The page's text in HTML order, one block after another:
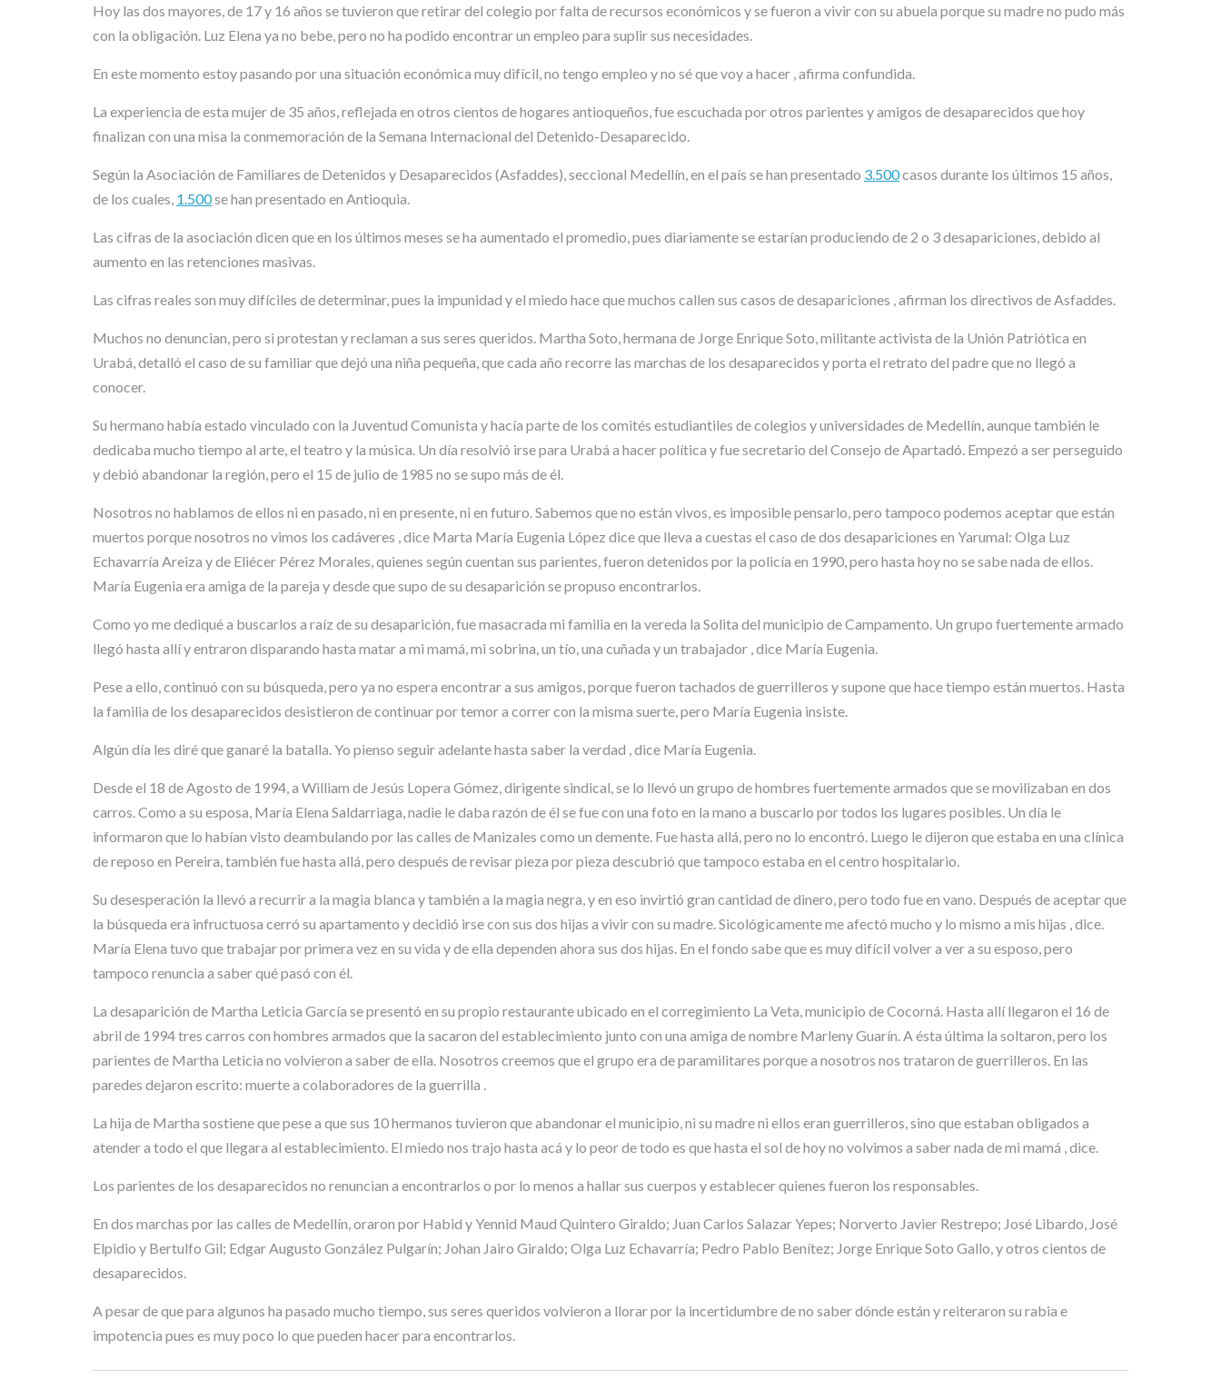
Hoy las dos mayores, de 17 y 16 años se tuvieron que retirar del colegio por falta de recursos económicos y se fueron a vivir con su abuela porque su madre no pudo más
con la obligación. Luz Elena ya no bebe, pero no ha podido encontrar un empleo para suplir sus necesidades.
En este momento estoy pasando por una situación económica muy difícil, no tengo empleo y no sé que voy a hacer , afirma confundida.
La experiencia de esta mujer de 35 años, reflejada en otros cientos de hogares antioqueños, fue escuchada por otros parientes y amigos de desaparecidos que hoy
finalizan con una misa la conmemoración de la Semana Internacional del Detenido-Desaparecido.
Según la Asociación de Familiares de Detenidos y Desaparecidos (Asfaddes), seccional Medellín, en el país se han presentado 3.500casos durante los últimos 15 años,
de los cuales, 1.500se han presentado en Antioquia.
Las cifras de la asociación dicen que en los últimos meses se ha aumentado el promedio, pues diariamente se estarían produciendo de 2 o 3 desapariciones, debido al
aumento en las retenciones masivas.
Las cifras reales son muy difíciles de determinar, pues la impunidad y el miedo hace que muchos callen sus casos de desapariciones , afirman los directivos de Asfaddes.
Muchos no denuncian, pero si protestan y reclaman a sus seres queridos. Martha Soto, hermana de Jorge Enrique Soto, militante activista de la Unión Patriótica en
Urabá, detalló el caso de su familiar que dejó una niña pequeña, que cada año recorre las marchas de los desaparecidos y porta el retrato del padre que no llegó a
conocer.
Su hermano había estado vinculado con la Juventud Comunista y hacía parte de los comités estudiantiles de colegios y universidades de Medellín, aunque también le
dedicaba mucho tiempo al arte, el teatro y la música. Un día resolvió irse para Urabá a hacer política y fue secretario del Consejo de Apartadó. Empezó a ser perseguido
y debió abandonar la región, pero el 15 de julio de 1985 no se supo más de él.
Nosotros no hablamos de ellos ni en pasado, ni en presente, ni en futuro. Sabemos que no están vivos, es imposible pensarlo, pero tampoco podemos aceptar que están
muertos porque nosotros no vimos los cadáveres , dice Marta María Eugenia López dice que lleva a cuestas el caso de dos desapariciones en Yarumal: Olga Luz
Echavarría Areiza y de Eliécer Pérez Morales, quienes según cuentan sus parientes, fueron detenidos por la policía en 1990, pero hasta hoy no se sabe nada de ellos.
María Eugenia era amiga de la pareja y desde que supo de su desaparición se propuso encontrarlos.
Como yo me dediqué a buscarlos a raíz de su desaparición, fue masacrada mi familia en la vereda la Solita del municipio de Campamento. Un grupo fuertemente armado
llegó hasta allí y entraron disparando hasta matar a mi mamá, mi sobrina, un tío, una cuñada y un trabajador , dice María Eugenia.
Pese a ello, continuó con su búsqueda, pero ya no espera encontrar a sus amigos, porque fueron tachados de guerrilleros y supone que hace tiempo están muertos. Hasta
la familia de los desaparecidos desistieron de continuar por temor a correr con la misma suerte, pero María Eugenia insiste.
Algún día les diré que ganaré la batalla. Yo pienso seguir adelante hasta saber la verdad , dice María Eugenia.
Desde el 18 de Agosto de 1994, a William de Jesús Lopera Gómez, dirigente sindical, se lo llevó un grupo de hombres fuertemente armados que se movilizaban en dos
carros. Como a su esposa, María Elena Saldarriaga, nadie le daba razón de él se fue con una foto en la mano a buscarlo por todos los lugares posibles. Un día le
informaron que lo habían visto deambulando por las calles de Manizales como un demente. Fue hasta allá, pero no lo encontró. Luego le dijeron que estaba en una clínica
de reposo en Pereira, también fue hasta allá, pero después de revisar pieza por pieza descubrió que tampoco estaba en el centro hospitalario.
Su desesperación la llevó a recurrir a la magia blanca y también a la magia negra, y en eso invirtió gran cantidad de dinero, pero todo fue en vano. Después de aceptar que
la búsqueda era infructuosa cerró su apartamento y decidió irse con sus dos hijas a vivir con su madre. Sicológicamente me afectó mucho y lo mismo a mis hijas , dice.
María Elena tuvo que trabajar por primera vez en su vida y de ella dependen ahora sus dos hijas. En el fondo sabe que es muy difícil volver a ver a su esposo, pero
tampoco renuncia a saber qué pasó con él.
La desaparición de Martha Leticia García se presentó en su propio restaurante ubicado en el corregimiento La Veta, municipio de Cocorná. Hasta allí llegaron el 16 de
abril de 1994 tres carros con hombres armados que la sacaron del establecimiento junto con una amiga de nombre Marleny Guarín. A ésta última la soltaron, pero los
parientes de Martha Leticia no volvieron a saber de ella. Nosotros creemos que el grupo era de paramilitares porque a nosotros nos trataron de guerrilleros. En las
paredes dejaron escrito: muerte a colaboradores de la guerrilla .
La hija de Martha sostiene que pese a que sus 10 hermanos tuvieron que abandonar el municipio, ni su madre ni ellos eran guerrilleros, sino que estaban obligados a
atender a todo el que llegara al establecimiento. El miedo nos trajo hasta acá y lo peor de todo es que hasta el sol de hoy no volvimos a saber nada de mi mamá , dice.
Los parientes de los desaparecidos no renuncian a encontrarlos o por lo menos a hallar sus cuerpos y establecer quienes fueron los responsables.
En dos marchas por las calles de Medellín, oraron por Habid y Yennid Maud Quintero Giraldo; Juan Carlos Salazar Yepes; Norverto Javier Restrepo; José Libardo, José
Elpidio y Bertulfo Gil; Edgar Augusto González Pulgarín; Johan Jairo Giraldo; Olga Luz Echavarría; Pedro Pablo Benítez; Jorge Enrique Soto Gallo, y otros cientos de
desaparecidos.
A pesar de que para algunos ha pasado mucho tiempo, sus seres queridos volvieron a llorar por la incertidumbre de no saber dónde están y reiteraron su rabia e
impotencia pues es muy poco lo que pueden hacer para encontrarlos.